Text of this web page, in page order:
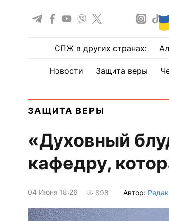
СПЖ в других странах:
Новости Защита веры
ЗАЩИТА ВЕРЫ
«Духовный
кафедру,
04 Июня 18:26 898 Автор: